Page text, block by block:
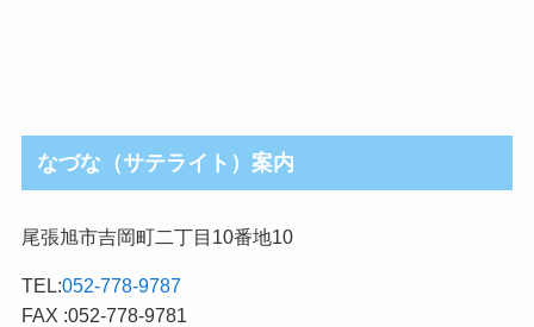
なづな（サテライト）案内
尾張旭市吉岡町二丁目10番地10
TEL:052-778-9787
FAX :052-778-9781